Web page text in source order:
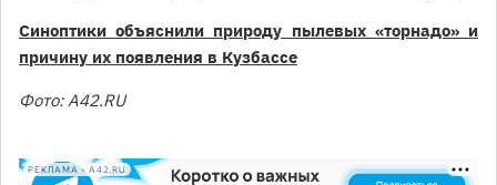
Синоптики объяснили природу пылевых «торнадо» и
причину их появления в Кузбассе
Фото: A42.RU
РЕКЛАМА • A42.RU